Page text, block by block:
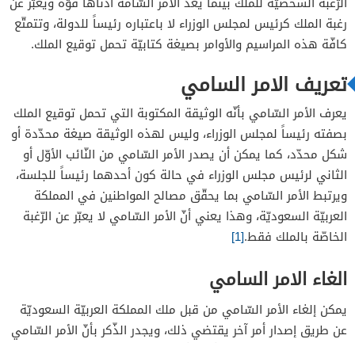
الملكي
رغبة الملك كرئيس لمجلس الوزراء لا باعتباره رئيساً للدولة، وتتمتّع
كافّة هذه المراسيم والأوامر بصيغة كتابيّة تحمل توقيع الملك.
تعريف الامر السامي
يعرف الأمر السّامي بأنّه الوثيقة المكتوبة التي تحمل توقيع الملك
بصفته رئيساً لمجلس الوزراء، وليس لهذه الوثيقة صيغة محدّدة أو
شكل محدّد، كما يمكن أن يصدر الأمر السّامي من النّائب الأوّل أو
الثاني لرئيس مجلس الوزراء في حالة كون أحدهما رئيساً للجلسة،
ويرتبط الأمر السّامي بما يحقّق مصالح المواطنين في المملكة
العربيّة السعوديّة، وهذا يعني أنّ الأمر السّامي لا يعبّر عن الرّغبة
الخاصّة بالملك فقط.[1]
الغاء الامر السامي
يمكن إلغاء الأمر السّامي من قبل ملك المملكة العربيّة السعوديّة
عن طريق إصدار أمر آخر يقتضي ذلك، ويجدر الذّكر بأنّ الأمر السّامي